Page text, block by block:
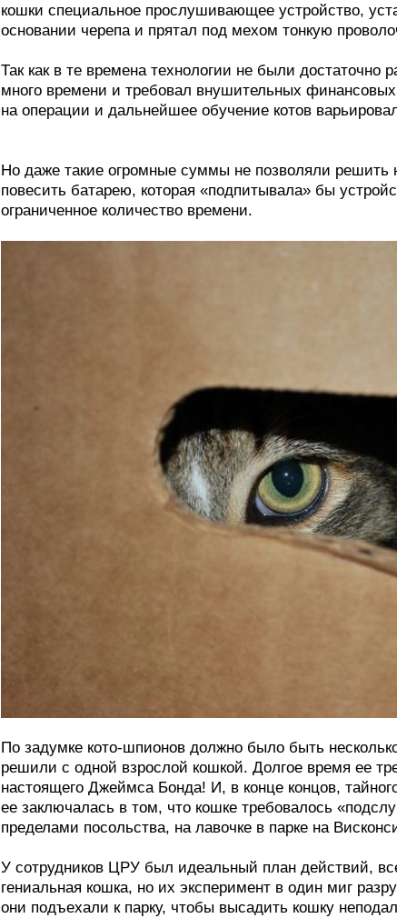
кошки специальное прослушивающее устройство,
основании черепа и прятал под мехом тонкую
Так как в те времена технологии не были достаточно
много времени и требовал внушительных
на операции и дальнейшее обучение котов
Но даже такие огромные суммы не позволяли
повесить батарею, которая «подпитывала» бы
ограниченное количество времени.
По задумке кото-шпионов должно было быть
решили с одной взрослой кошкой. Долгое время ее
настоящего Джеймса Бонда! И, в конце концов,
ее заключалась в том, что кошке требовалось
пределами посольства, на лавочке в парке на
У сотрудников ЦРУ был идеальный план действий,
гениальная кошка, но их эксперимент в один миг
они подъехали к парку, чтобы высадить кошку